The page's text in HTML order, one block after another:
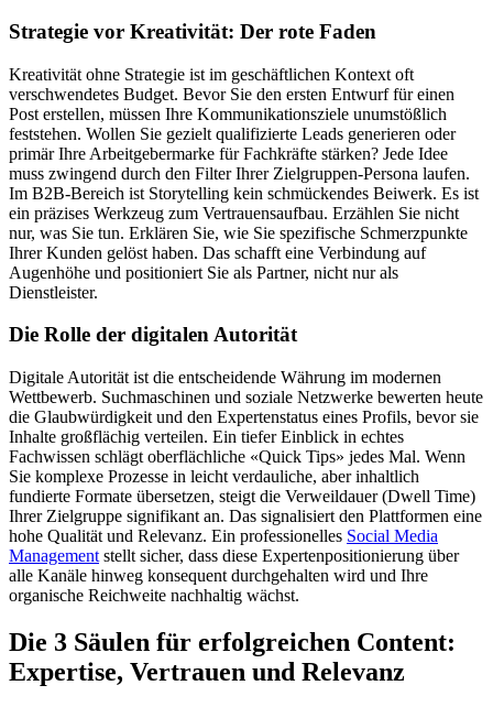
Strategie vor Kreativität: Der rote Faden
Kreativität ohne Strategie ist im geschäftlichen Kontext oft
verschwendetes Budget. Bevor Sie den ersten Entwurf für einen
Post erstellen, müssen Ihre Kommunikationsziele unumstößlich
feststehen. Wollen Sie gezielt qualifizierte Leads generieren oder
primär Ihre Arbeitgebermarke für Fachkräfte stärken? Jede Idee
muss zwingend durch den Filter Ihrer Zielgruppen-Persona laufen.
Im B2B-Bereich ist Storytelling kein schmückendes Beiwerk. Es ist
ein präzises Werkzeug zum Vertrauensaufbau. Erzählen Sie nicht
nur, was Sie tun. Erklären Sie, wie Sie spezifische Schmerzpunkte
Ihrer Kunden gelöst haben. Das schafft eine Verbindung auf
Augenhöhe und positioniert Sie als Partner, nicht nur als
Dienstleister.
Die Rolle der digitalen Autorität
Digitale Autorität ist die entscheidende Währung im modernen
Wettbewerb. Suchmaschinen und soziale Netzwerke bewerten heute
die Glaubwürdigkeit und den Expertenstatus eines Profils, bevor sie
Inhalte großflächig verteilen. Ein tiefer Einblick in echtes
Fachwissen schlägt oberflächliche «Quick Tips» jedes Mal. Wenn
Sie komplexe Prozesse in leicht verdauliche, aber inhaltlich
fundierte Formate übersetzen, steigt die Verweildauer (Dwell Time)
Ihrer Zielgruppe signifikant an. Das signalisiert den Plattformen eine
hohe Qualität und Relevanz. Ein professionelles Social Media
Management stellt sicher, dass diese Expertenpositionierung über
alle Kanäle hinweg konsequent durchgehalten wird und Ihre
organische Reichweite nachhaltig wächst.
Die 3 Säulen für erfolgreichen Content:
Expertise, Vertrauen und Relevanz